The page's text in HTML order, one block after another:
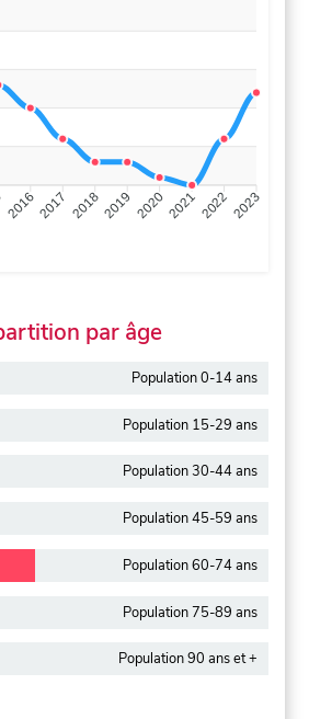
20162017 20182019 20202021 2022 2023
par âge
Population 0-14 ans
Population 15-29 ans
Population 30-44 ans
Population 45-59 ans
Population 60-74 ans
Population 75-89 ans
Population 90 ans et +